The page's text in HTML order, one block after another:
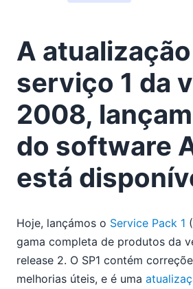
2015
2014
2013
2012
2011
2009
03
05
06
Resumo Técnico: Otimização dos
Localização com as Ferramentas
A
serviço 1 da
2008,
do software
está
Hoje, lançámos o Service Pack 1
gama completa de produtos da
release 2. O SP1 contém
melhorias úteis, e é uma